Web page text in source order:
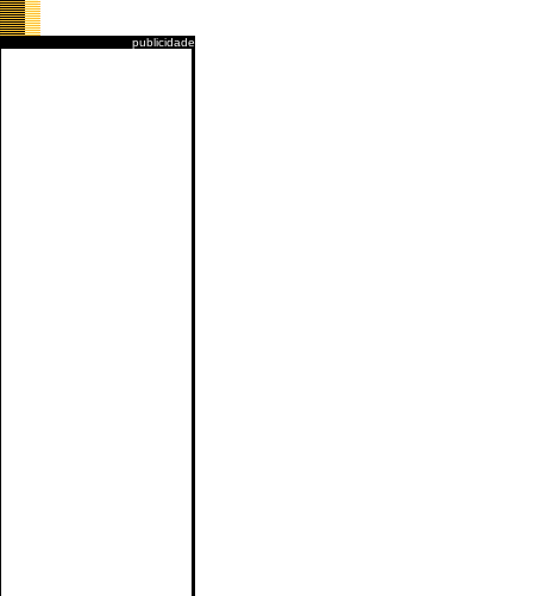
publicidade